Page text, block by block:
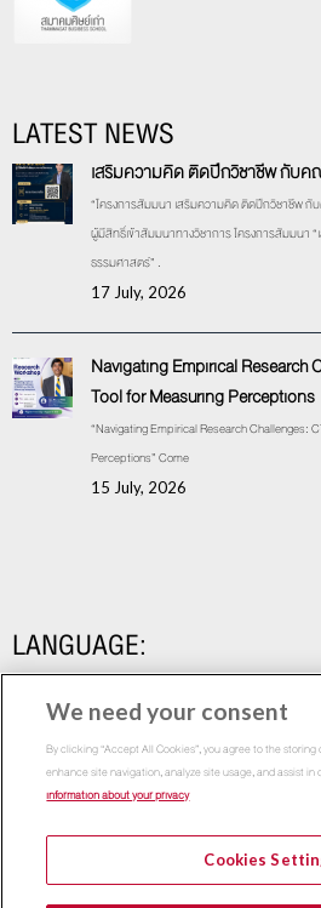
LATEST NEWS
เสริมความคิด ติดปีกวิชาชีพ กับ
“โครงการสัมมนา เสริมความคิด ติดปีกวิชาชีพ
ผู้มีสิทธิ์เข้าสัมมนาทางวิชาการ โครงการสัมมน
ธรรมศาสตร์” .
17 July, 2026
Navigating Empirical Research
Tool for Measuring Perceptions
“Navigating Empirical Research Challenges:
Perceptions” Come
15 July, 2026
LANGUAGE:
We need your consent
By clicking “Accept All Cookies”, you agree to the
enhance site navigation, analyze site usage, and assist in
information about your privacy
Cookies